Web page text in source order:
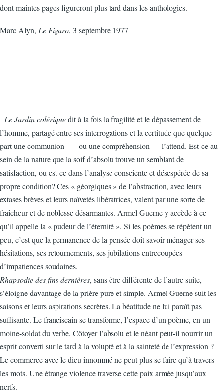
dont maintes pages figureront plus tard dans les anthologies.
Marc Alyn, Le Figaro, 3 septembre 1977
Le Jardin colériquedit à la fois la fragilité et le dépassement de
l’homme, partagé entre ses interrogations et la certitude que quelque
part une communion — ou une compréhension — l’attend. Est-ce au
sein de la nature que la soif d’absolu trouve un semblant de
satisfaction, ou est-ce dans l’analyse consciente et désespérée de sa
propre condition? Ces « géorgiques » de l’abstraction, avec leurs
extases brèves et leurs naïvetés libératrices, valent par une sorte de
fraîcheur et de noblesse désarmantes. Armel Guerne y accède à ce
qu’il appelle la « pudeur de l’éternité ». Si les poèmes se répètent un
peu, c’est que la permanence de la pensée doit savoir ménager ses
hésitations, ses retournements, ses jubilations entrecoupées
d’impatiences soudaines.
Rhapsodie des fins dernières, sans être différente de l’autre suite,
s’éloigne davantage de la prière pure et simple. Armel Guerne suit les
saisons et leurs aspirations secrètes. La béatitude ne lui paraît pas
suffisante. Le franciscain se transforme, l’espace d’un poème, en un
moine-soldat du verbe, Côtoyer l’absolu et le néant peut-il nourrir un
esprit converti sur le tard à la volupté et à la sainteté de l’expression ?
Le commerce avec le dieu innommé ne peut plus se faire qu’à travers
les mots. Une étrange violence traverse cette paix armée jusqu’aux
nerfs.